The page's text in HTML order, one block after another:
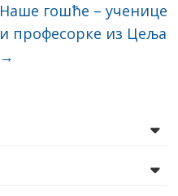
Наше гошће – ученице
и професорке из Цеља
→